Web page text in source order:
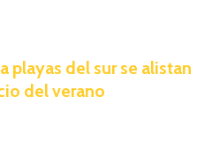
playas del sur se alistan
del verano